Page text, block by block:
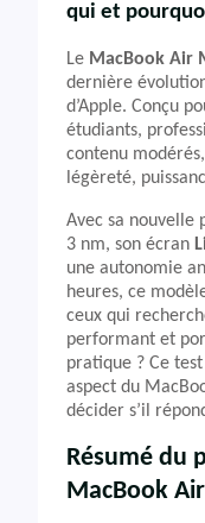
qui et
Le MacBook Air
dernière
d’Apple. Conçu
étudiants,
contenu
légèreté,
Avec sa nouvelle
3 nm, son écran
une autonomie
heures, ce
ceux qui
performant et
pratique ? Ce
aspect du
décider s’il
Résumé du
MacBook